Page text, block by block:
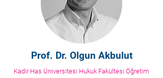
Prof. Dr. Olgun Akbulut
Kadir Has Üniversitesi Hukuk Fakültesi Öğretim